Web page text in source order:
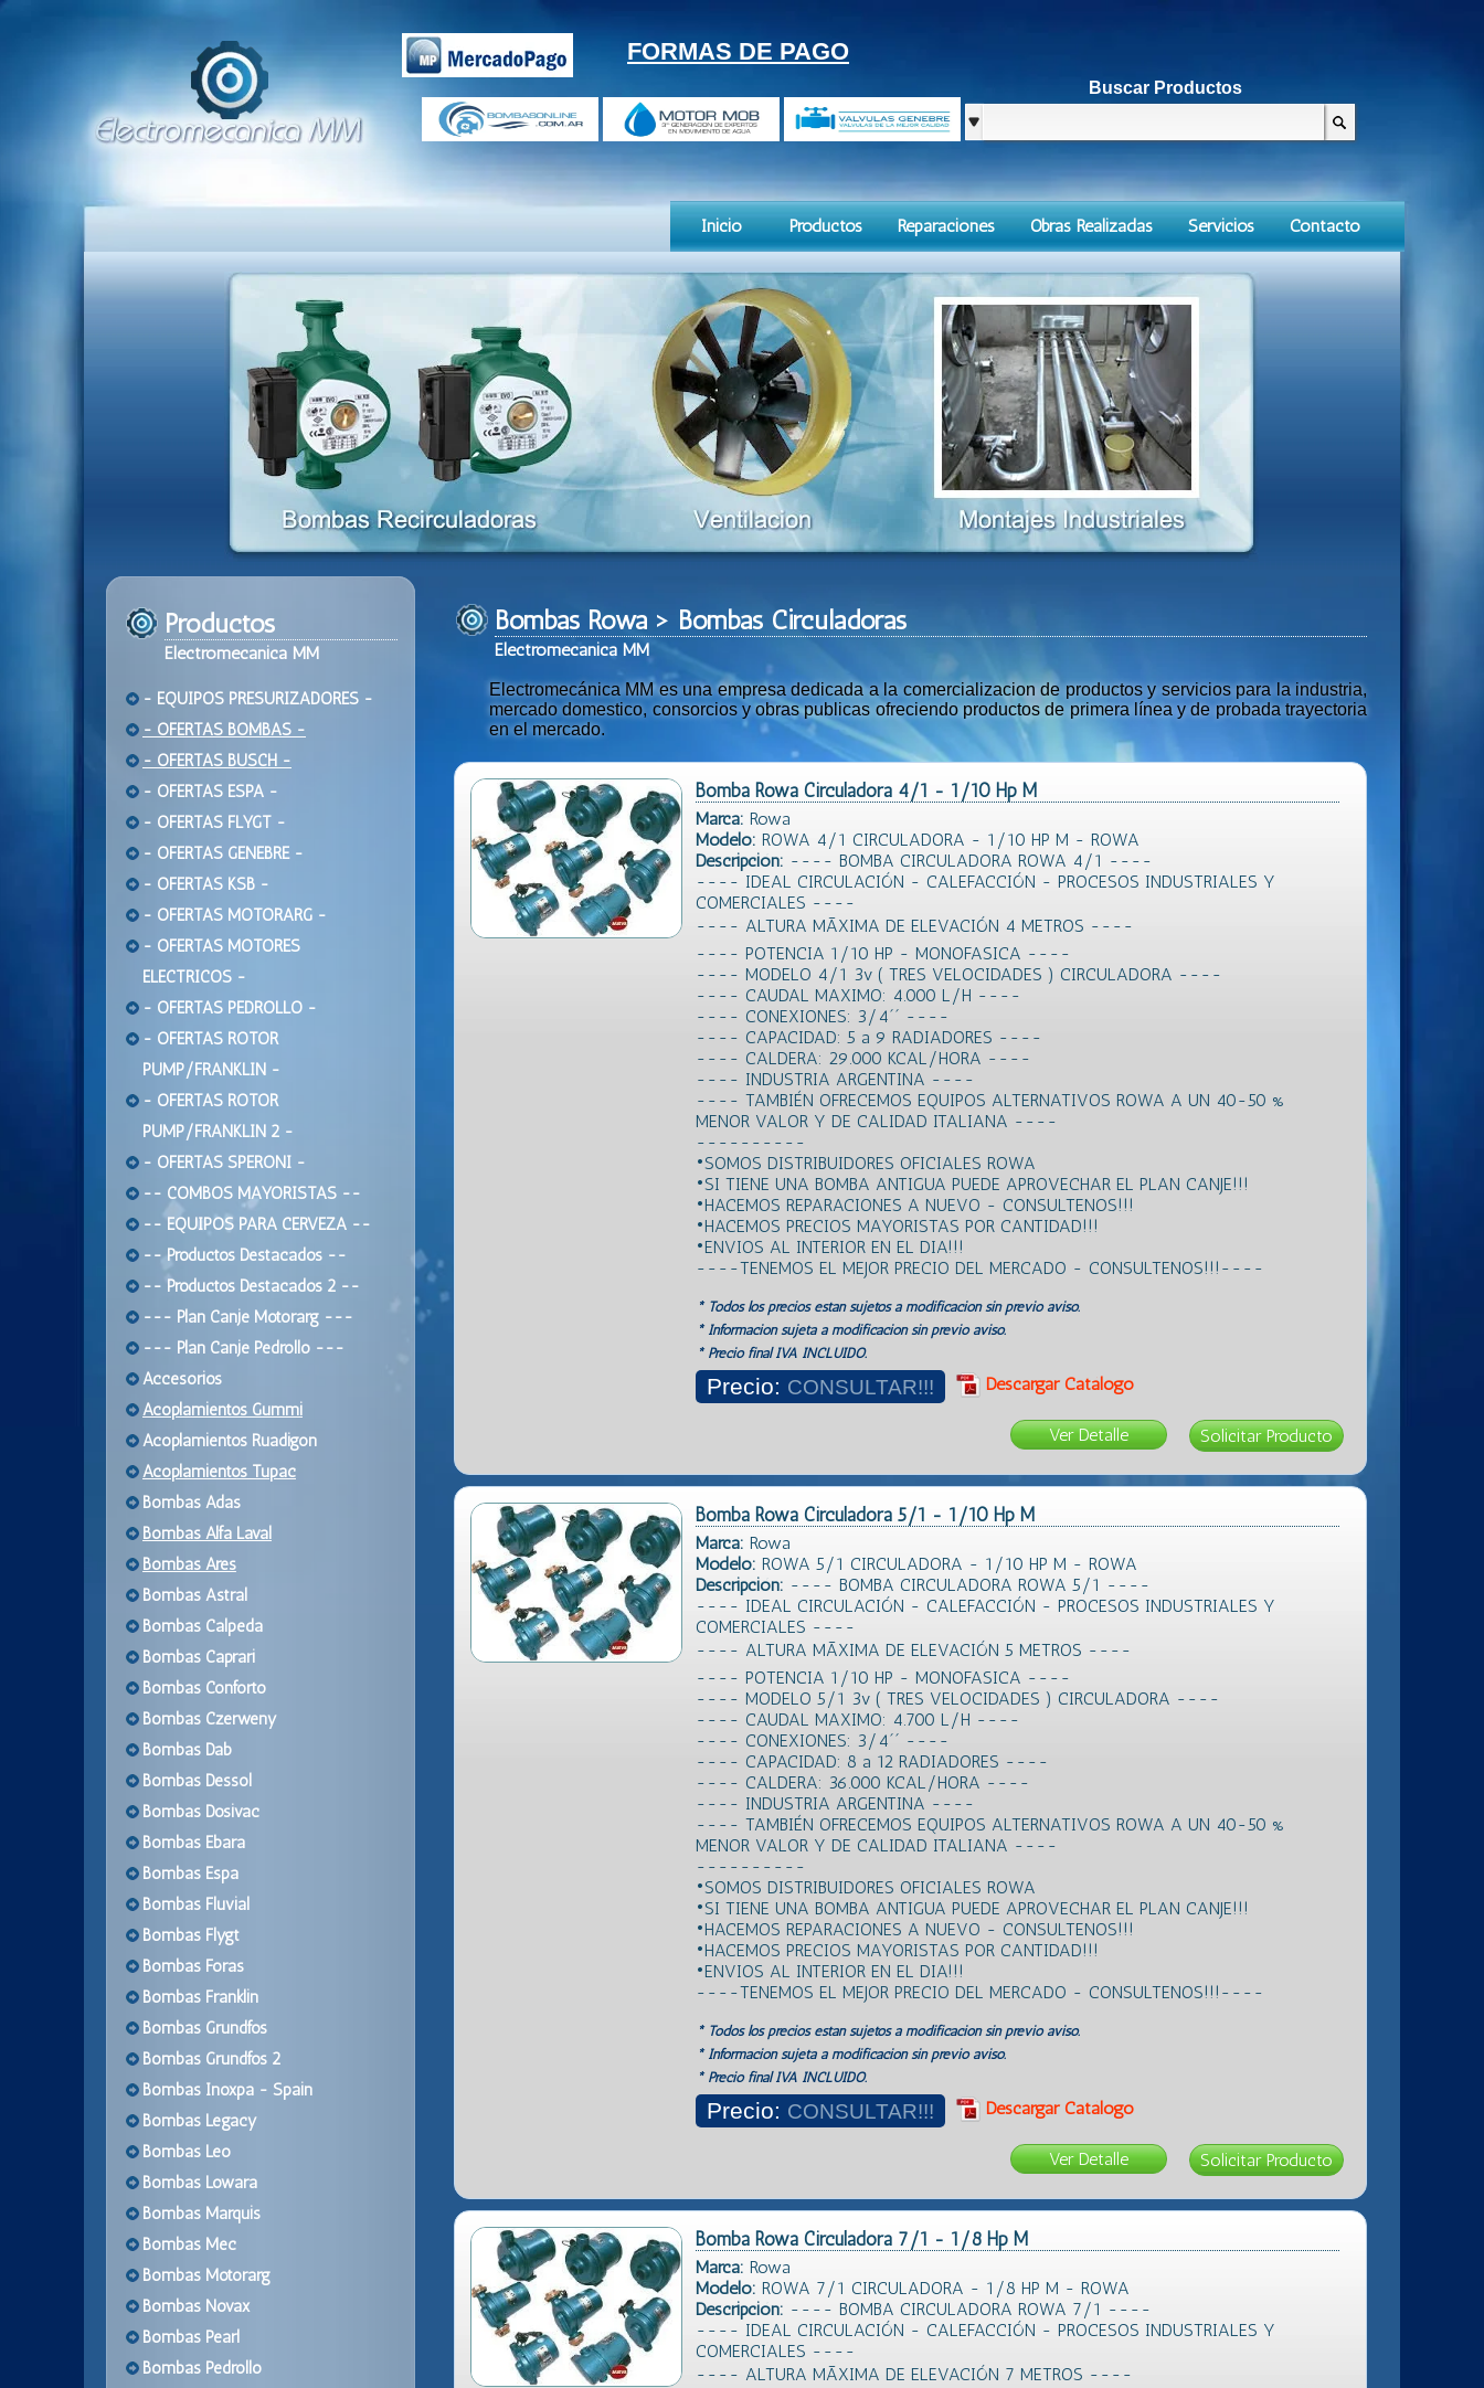
FORMAS DE PAGO
Buscar Productos
Inicio Productos Reparaciones Obras Realizadas Servicios Contacto
Productos
Electromecanica MM
- EQUIPOS PRESURIZADORES -
- OFERTAS BOMBAS -
- OFERTAS BUSCH -
- OFERTAS ESPA -
- OFERTAS FLYGT -
- OFERTAS GENEBRE -
- OFERTAS KSB -
- OFERTAS MOTORARG -
- OFERTAS MOTORES
ELECTRICOS -
- OFERTAS PEDROLLO -
- OFERTAS ROTOR
PUMP/FRANKLIN -
- OFERTAS ROTOR
PUMP/FRANKLIN 2 -
- OFERTAS SPERONI -
-- COMBOS MAYORISTAS --
-- EQUIPOS PARA CERVEZA --
-- Productos Destacados --
-- Productos Destacados 2 --
--- Plan Canje Motorarg ---
--- Plan Canje Pedrollo ---
Accesorios
Acoplamientos Gummi
Acoplamientos Ruadigon
Acoplamientos Tupac
Bombas Adas
Bombas Alfa Laval
Bombas Ares
Bombas Astral
Bombas Calpeda
Bombas Caprari
Bombas Conforto
Bombas Czerweny
Bombas Dab
Bombas Dessol
Bombas Dosivac
Bombas Ebara
Bombas Espa
Bombas Fluvial
Bombas Flygt
Bombas Foras
Bombas Franklin
Bombas Grundfos
Bombas Grundfos 2
Bombas Inoxpa - Spain
Bombas Legacy
Bombas Leo
Bombas Lowara
Bombas Marquis
Bombas Mec
Bombas Motorarg
Bombas Novax
Bombas Pearl
Bombas Pedrollo
Bombas Rowa > Bombas Circuladoras
Electromecanica MM
Electromecánica MM es una empresa dedicada a la comercializacion de productos y servicios para la industria,
mercado domestico, consorcios y obras publicas ofreciendo productos de primera línea y de probada trayectoria
en el mercado.
Bomba Rowa Circuladora 4/1 - 1/10 Hp M
Marca: Rowa
Modelo: ROWA 4/1 CIRCULADORA - 1/10 HP M - ROWA
Descripción: ---- BOMBA CIRCULADORA ROWA 4/1 ----
---- IDEAL CIRCULACIÓN - CALEFACCIÓN - PROCESOS INDUSTRIALES Y
COMERCIALES ----
---- ALTURA MÃXIMA DE ELEVACIÓN 4 METROS ----
---- POTENCIA 1/10 HP - MONOFASICA ----
---- MODELO 4/1 3v ( TRES VELOCIDADES ) CIRCULADORA ----
---- CAUDAL MAXIMO: 4.000 L/H ----
---- CONEXIONES: 3/4´´ ----
---- CAPACIDAD: 5 a 9 RADIADORES ----
---- CALDERA: 29.000 KCAL/HORA ----
---- INDUSTRIA ARGENTINA ----
---- TAMBIÉN OFRECEMOS EQUIPOS ALTERNATIVOS ROWA A UN 40-50 %
MENOR VALOR Y DE CALIDAD ITALIANA ----
----------
•SOMOS DISTRIBUIDORES OFICIALES ROWA
•SI TIENE UNA BOMBA ANTIGUA PUEDE APROVECHAR EL PLAN CANJE!!!
•HACEMOS REPARACIONES A NUEVO - CONSULTENOS!!!
•HACEMOS PRECIOS MAYORISTAS POR CANTIDAD!!!
•ENVIOS AL INTERIOR EN EL DIA!!!
----TENEMOS EL MEJOR PRECIO DEL MERCADO - CONSULTENOS!!!----
* Todos los precios estan sujetos a modificación sin previo aviso.
* Información sujeta a modificación sin previo aviso.
* Precio final IVA INCLUIDO.
Precio: CONSULTAR!!! Descargar Catálogo
Ver Detalle
Bomba Rowa Circuladora 5/1 - 1/10 Hp M
Marca: Rowa
Modelo: ROWA 5/1 CIRCULADORA - 1/10 HP M - ROWA
Descripción: ---- BOMBA CIRCULADORA ROWA 5/1 ----
---- IDEAL CIRCULACIÓN - CALEFACCIÓN - PROCESOS INDUSTRIALES Y
COMERCIALES ----
---- ALTURA MÃXIMA DE ELEVACIÓN 5 METROS ----
---- POTENCIA 1/10 HP - MONOFASICA ----
---- MODELO 5/1 3v ( TRES VELOCIDADES ) CIRCULADORA ----
---- CAUDAL MAXIMO: 4.700 L/H ----
---- CONEXIONES: 3/4´´ ----
---- CAPACIDAD: 8 a 12 RADIADORES ----
---- CALDERA: 36.000 KCAL/HORA ----
---- INDUSTRIA ARGENTINA ----
---- TAMBIÉN OFRECEMOS EQUIPOS ALTERNATIVOS ROWA A UN 40-50 %
MENOR VALOR Y DE CALIDAD ITALIANA ----
----------
•SOMOS DISTRIBUIDORES OFICIALES ROWA
•SI TIENE UNA BOMBA ANTIGUA PUEDE APROVECHAR EL PLAN CANJE!!!
•HACEMOS REPARACIONES A NUEVO - CONSULTENOS!!!
•HACEMOS PRECIOS MAYORISTAS POR CANTIDAD!!!
•ENVIOS AL INTERIOR EN EL DIA!!!
----TENEMOS EL MEJOR PRECIO DEL MERCADO - CONSULTENOS!!!----
* Todos los precios estan sujetos a modificación sin previo aviso.
* Información sujeta a modificación sin previo aviso.
* Precio final IVA INCLUIDO.
Precio: CONSULTAR!!! Descargar Catálogo
Ver Detalle
Bomba Rowa Circuladora 7/1 - 1/8 Hp M
Marca: Rowa
Modelo: ROWA 7/1 CIRCULADORA - 1/8 HP M - ROWA
Descripción: ---- BOMBA CIRCULADORA ROWA 7/1 ----
---- IDEAL CIRCULACIÓN - CALEFACCIÓN - PROCESOS INDUSTRIALES Y
COMERCIALES ----
---- ALTURA MÃXIMA DE ELEVACIÓN 7 METROS ----